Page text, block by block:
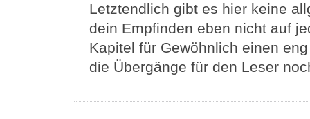
Letztendlich gibt es hier keine
dein Empfinden eben nicht auf
Kapitel für Gewöhnlich einen
die Übergänge für den Leser